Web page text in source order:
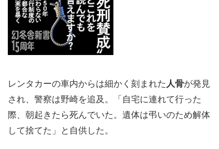
レンタカーの車内からは細かく刻まれた 人骨が発見
され、警察は野崎を追及。「自宅に連れて行った
際、朝起きたら死んでいた。遺体は弔いのため解体
して捨てた」と自供した。